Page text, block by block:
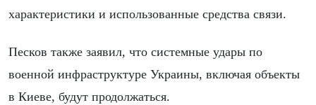
характеристики и использованные средства связи.
Песков также заявил, что системные удары по
военной инфраструктуре Украины, включая объекты
в Киеве, будут продолжаться.